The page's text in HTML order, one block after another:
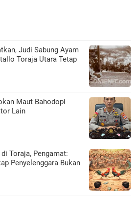
Judi Sabung Ayam
Toraja Utara Tetap
Maut Bahodopi
Lain
Toraja, Pengamat:
Penyelenggara Bukan